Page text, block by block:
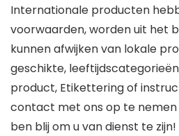
Internationale producten
voorwaarden, worden uit het
kunnen afwijken van lokale
geschikte,
product, Etikettering of
contact met ons op te nemen
ben blij om u van dienst te zijn!